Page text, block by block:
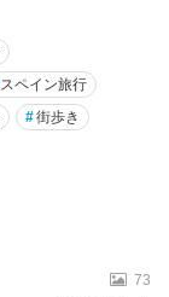
スペイン旅行
#街歩き
73